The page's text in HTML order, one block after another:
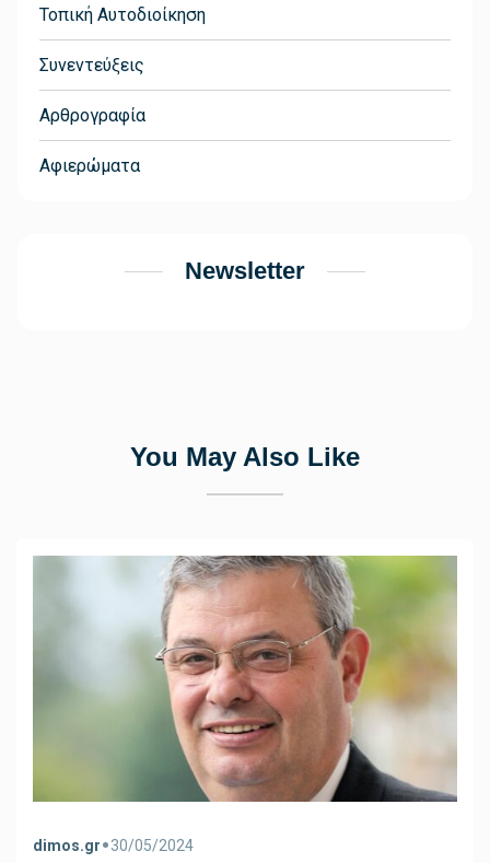
Τοπική Αυτοδιοίκηση
Συνεντεύξεις
Αρθρογραφία
Αφιερώματα
Newsletter
You May Also Like
dimos.gr•30/05/2024